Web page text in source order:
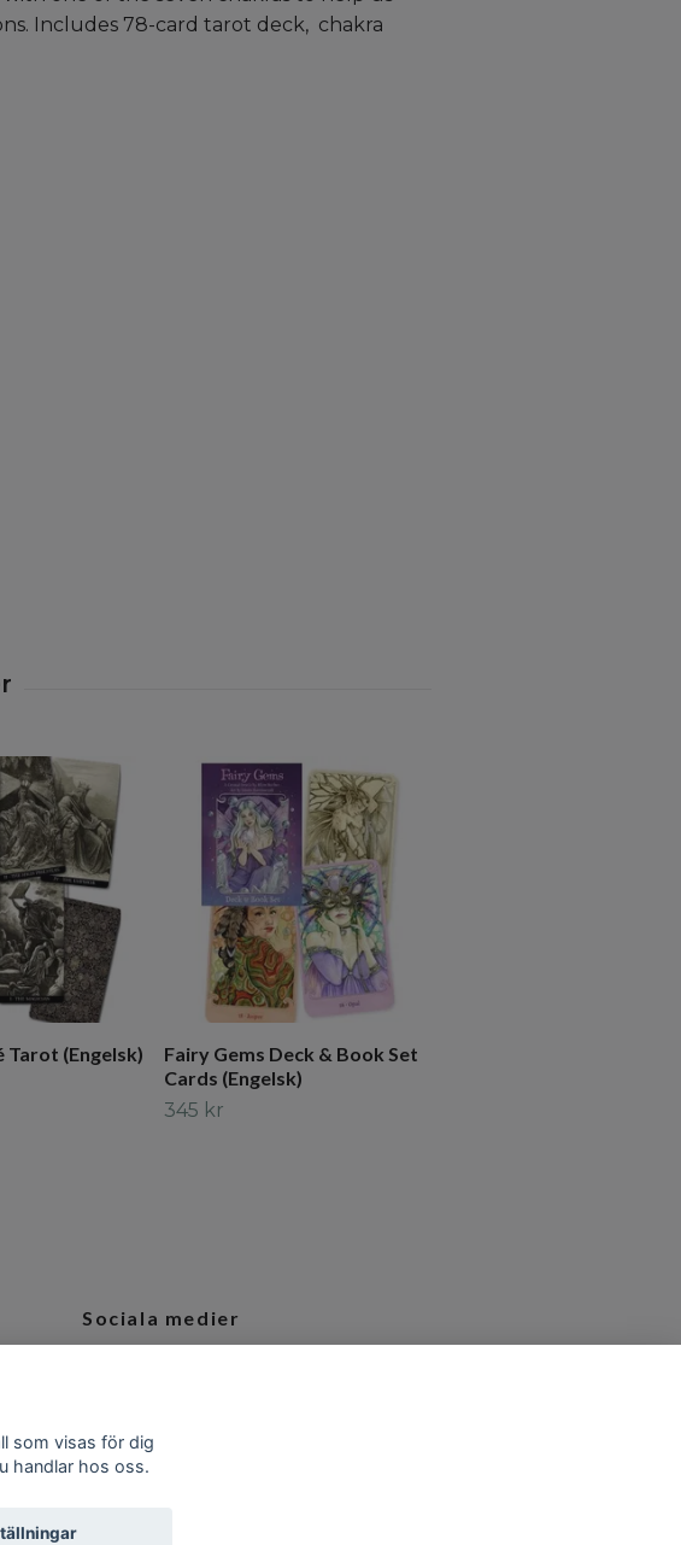
Includes 78-card tarot deck, chakra
Tarot (Engelsk)
Fairy Gems Deck & Book Set
Cards (Engelsk)
345 kr
Sociala medier
som visas för dig
handlar hos oss.